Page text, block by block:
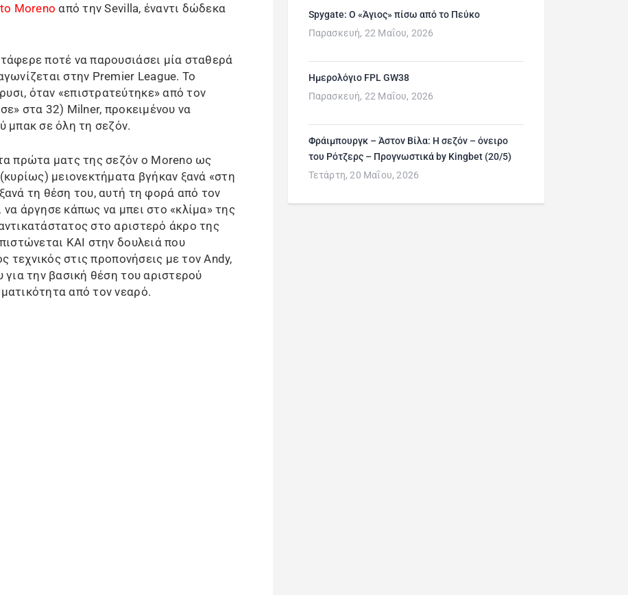
Moreno από την Sevilla, έναντι δώδεκα
ποτέ να παρουσιάσει μία σταθερά
στην Premier League. Το
όταν «επιστρατεύτηκε» από τον
στα 32) Milner, προκειμένου να
μπακ σε όλη τη σεζόν.
πρώτα ματς της σεζόν ο Moreno ως
μειονεκτήματα βγήκαν ξανά «στη
τη θέση του, αυτή τη φορά από τον
άργησε κάπως να μπει στο «κλίμα» της
στο αριστερό άκρο της
ΚΑΙ στην δουλειά που
τεχνικός στις προπονήσεις με τον Andy,
την βασική θέση του αριστερού
από τον νεαρό.
Spygate: Ο «Άγιος» πίσω από το Πεύκο
Παρασκευή, 22 Μαΐου, 2026
Ημερολόγιο FPL GW38
Παρασκευή, 22 Μαΐου, 2026
Φράιμπουργκ – Άστον Βίλα: Η σεζόν – όνειρο
του Ρότζερς – Προγνωστικά by Kingbet (20/5)
Τετάρτη, 20 Μαΐου, 2026